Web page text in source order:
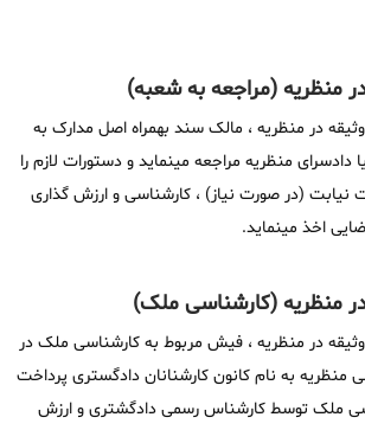
وثیقه در منظریه ، مالک سند بهمراه اصل مدارک به
دادسرای منظریه مراجعه مینماید و دستورات لازم را
نیابت (در صورت نیاز) ، کارشناسی و ارزش گذاری
اخذ مینماید.
وثیقه در منظریه ، فیش مربوط به کارشناسی ملک در
به نام کانون کارشنانان دادگستری پرداخت
ملک توسط کارشناس رسمی دادگشتری و ارزش